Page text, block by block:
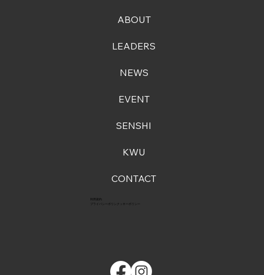
利用規約
プライバシーポリシ
クッキーポリシー
ABOUT
LEADERS
NEWS
EVENT
SENSHI
KWU
CONTACT